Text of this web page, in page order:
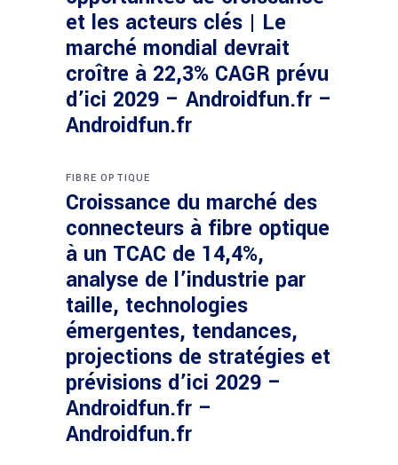
et les acteurs clés | Le
marché mondial devrait
croître à 22,3% CAGR prévu
d’ici 2029 – Androidfun.fr –
Androidfun.fr
FIBRE OPTIQUE
Croissance du marché des
connecteurs à fibre optique
à un TCAC de 14,4%,
analyse de l’industrie par
taille, technologies
émergentes, tendances,
projections de stratégies et
prévisions d’ici 2029 –
Androidfun.fr –
Androidfun.fr